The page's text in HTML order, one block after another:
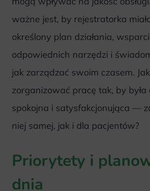
ważne jest, by rejestratorka
określony plan działania,
odpowiednich narzędzi i
jak zarządzać swoim czasem.
zorganizować pracę tak, by
spokojna i satysfakcjonująca —
niej samej, jak i dla pacjentów?
Priorytety i
dnia